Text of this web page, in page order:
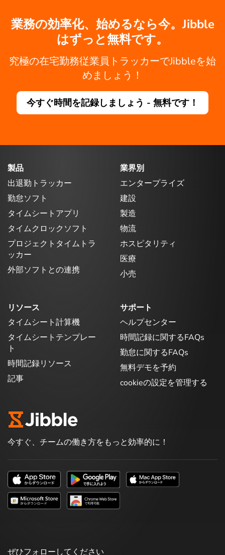
業務の効率化、始めるなら今。Jibble
はずっと無料です。
究極の在宅勤務従業員トラッカーでJibbleを始
めましょう！
今すぐ時間を記録しましょう - 無料です！
製品
出退勤トラッカー
勤怠ソフト
タイムシートアプリ
タイムクロックソフト
プロジェクトタイムトラ
ッカー
外部ソフトとの連携
業界別
エンタープライズ
建設
製造
物流
ホスピタリティ
医療
小売
リソース
タイムシート計算機
タイムシートテンプレー
ト
時間記録リソース
記事
サポート
ヘルプセンター
時間記録に関するFAQs
勤怠に関するFAQs
無料デモを予約
cookieの設定を管理する
今すぐ、チームの働き方をもっと効率的に！
ぜひフォローしてください